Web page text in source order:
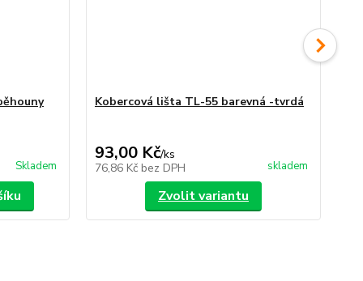
Skladem
Kobercová lišta TL-55 barevná -tvrdá
93,00 Kč/ks
76,86 Kč bez DPH skladem
Zvolit variantu